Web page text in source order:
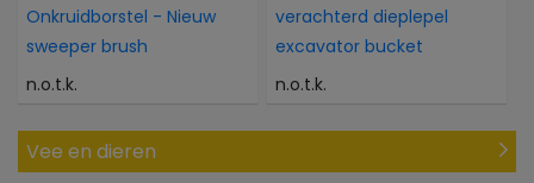
Onkruidborstel - Nieuw
sweeper brush
n.o.t.k.
verachterd dieplepel
excavator bucket
n.o.t.k.
Vee en dieren